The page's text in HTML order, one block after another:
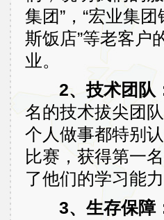
集团”，“宏业集
斯饭店”等老客户
业。
2、技术团队
名的技术拔尖团
个人做事都特别
比赛，获得第一
了他们的学习能
3、生存保障